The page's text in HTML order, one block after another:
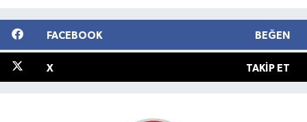
FACEBOOK BEĞEN
X TAKIP ET